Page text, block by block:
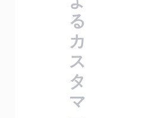
る
カ
ス
タ
マ